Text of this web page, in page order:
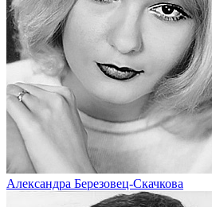
Александра Березовец-Скачкова